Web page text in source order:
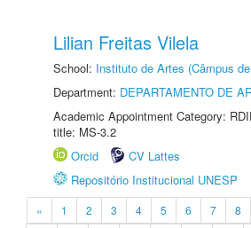
Lilian Freitas Vilela
School: Instituto de Artes (Câmpus
Department: DEPARTAMENTO DE
Academic Appointment Category:
title: MS-3.2
Orcid
CV Lattes
Repositório Institucional UNESP
« 1 2 3 4 5 6 7 8